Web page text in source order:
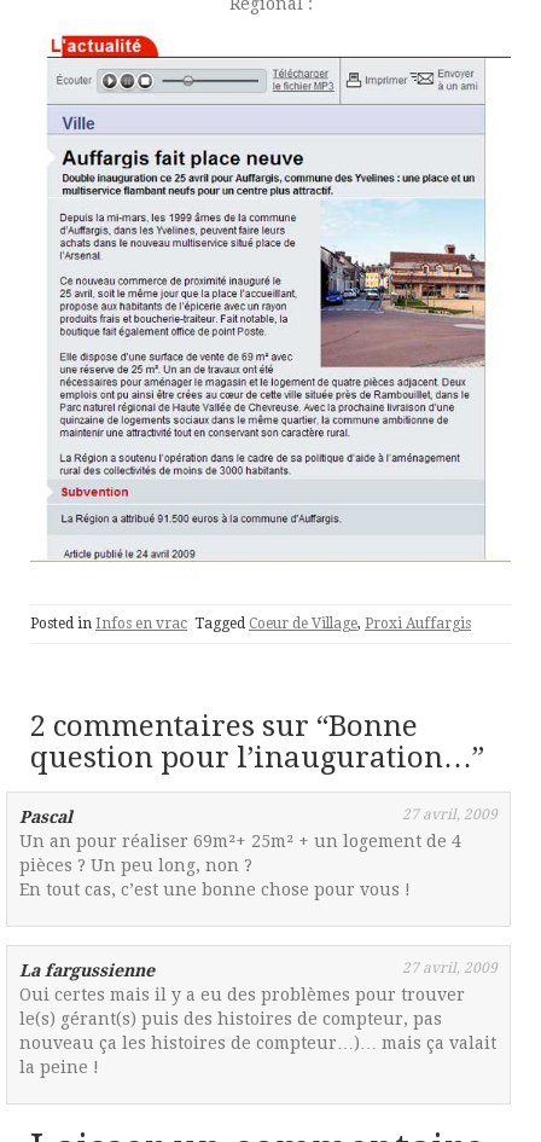
Posted in Infos en vrac Tagged Coeur de Village, Proxi Auffargis
2 commentaires sur “Bonne
question pour l’inauguration…”
Pascal 27 avril, 2009
Un an pour réaliser 69m²+ 25m² + un logement de 4
pièces ? Un peu long, non ?
En tout cas, c’est une bonne chose pour vous !
La fargussienne 27 avril, 2009
Oui certes mais il y a eu des problèmes pour trouver
le(s) gérant(s) puis des histoires de compteur, pas
nouveau ça les histoires de compteur…)… mais ça valait
la peine !